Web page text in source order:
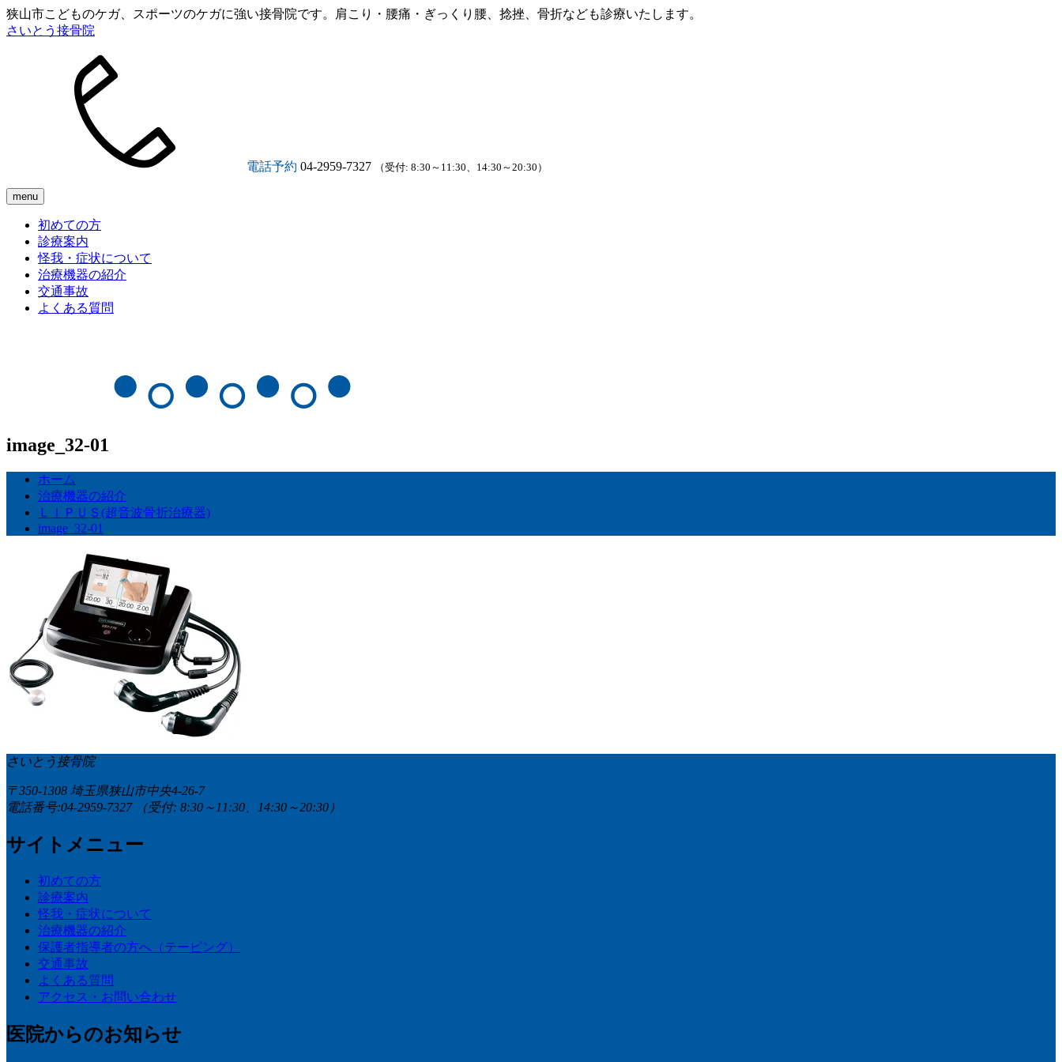
狭山市こどものケガ、スポーツのケガに強い接骨院です。肩こり・腰痛・ぎっくり腰、捻挫、骨折なども診療いたします。
さいとう接骨院
電話予約 04-2959-7327 （受付: 8:30～11:30、14:30～20:30）
menu
初めての方
診療案内
怪我・症状について
治療機器の紹介
交通事故
よくある質問
image_32-01
ホーム
治療機器の紹介
ＬＩＰＵＳ(超音波骨折治療器)
image_32-01
さいとう接骨院
〒350-1308 埼玉県狭山市中央4-26-7
電話番号:04-2959-7327
（受付: 8:30～11:30、14:30～20:30）
サイトメニュー
初めての方
診療案内
怪我・症状について
治療機器の紹介
保護者指導者の方へ（テーピング）
交通事故
よくある質問
アクセス・お問い合わせ
医院からのお知らせ